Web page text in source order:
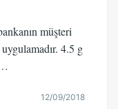
müşteri
4.5 g
12/09/2018